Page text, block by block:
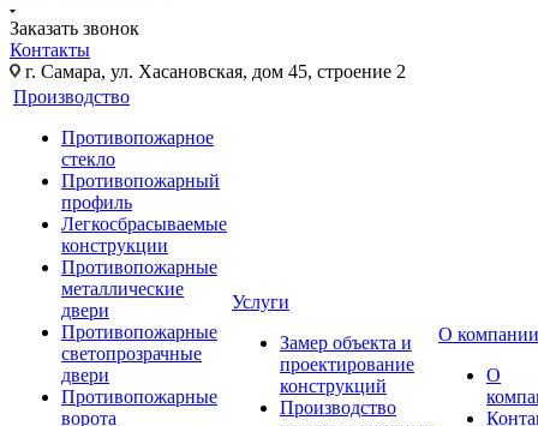
Заказать звонок
Контакты
г. Самара, ул. Хасановская, дом 45, строение 2
Производство
Противопожарное
стекло
Противопожарный
профиль
Легкосбрасываемые
конструкции
Противопожарные
металлические
двери
Противопожарные
светопрозрачные
двери
Противопожарные
ворота
Услуги
Замер объекта и
проектирование
конструкций
Производство
О компании
О